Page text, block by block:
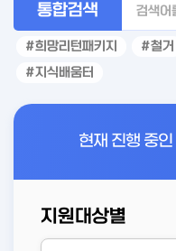
통합검색
희망리턴패키지 철거
지식배움터
현재 진행 중인
지원대상별